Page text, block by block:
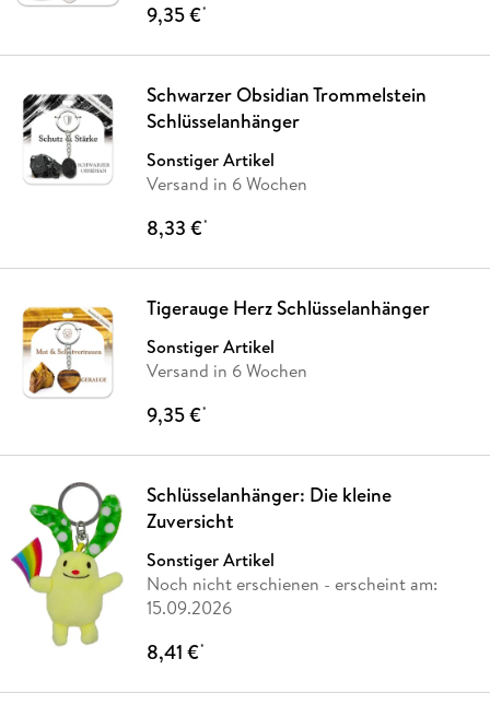
9,35 €*
Schwarzer Obsidian Trommelstein
Schlüsselanhänger
Sonstiger Artikel
Versand in 6 Wochen
8,33 €*
Tigerauge Herz Schlüsselanhänger
Sonstiger Artikel
Versand in 6 Wochen
9,35 €*
Schlüsselanhänger: Die kleine
Zuversicht
Sonstiger Artikel
Noch nicht erschienen - erscheint am:
15.09.2026
8,41 €*